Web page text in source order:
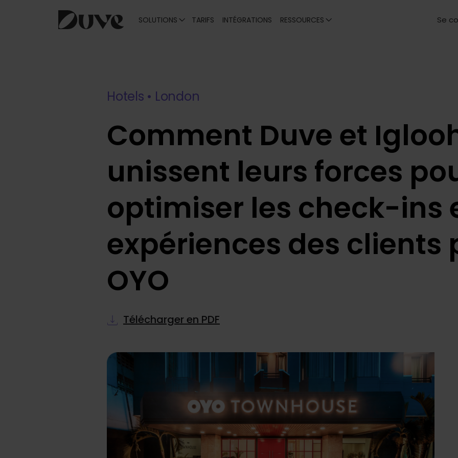
SOLUTIONS TARIFS INTÉGRATIONS RESSOURCES Se
Hotels • London
Comment Duve et
unissent leurs forces
optimiser les check-ins
expériences des clients
OYO
Télécharger en PDF